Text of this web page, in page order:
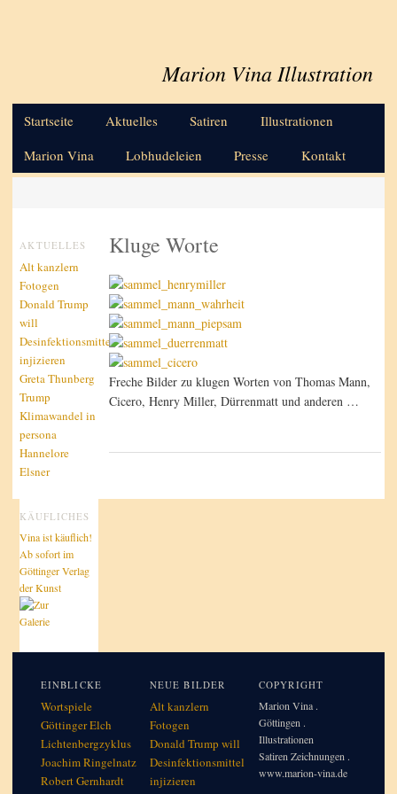
Marion Vina Illustration
Hauptmenü
Zum primären Inhalt springen
Startseite Aktuelles Satiren
Illustrationen
Marion Vina
Lobhudeleien Presse Kontakt
Kluge Worte
Freche Bilder zu klugen Worten von Thomas Mann,
Cicero, Henry Miller, Dürrenmatt und anderen …
AKTUELLES
Alt kanzlern
Fotogen
Donald Trump
will
Desinfektionsmittel
injizieren
Greta Thunberg
Trump
Klimawandel in
per­so­na
Hannelore
Elsner
KÄUFLICHES
Vina ist käuflich!
Ab sofort im
Göttinger Verlag
der Kunst
EINBLICKE
Wortspiele
Göttinger Elch
Lichtenbergzyklus
Joachim Ringelnatz
Robert Gernhardt
NEUE BILDER
Alt kanzlern
Fotogen
Donald Trump will
Desinfektionsmittel
injizieren
COPYRIGHT
Marion Vina .
Göttingen .
Illustrationen
Satiren Zeichnungen .
www.marion-vina.de